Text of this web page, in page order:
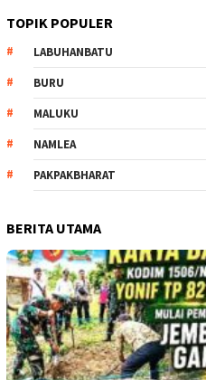
TOPIK POPULER
LABUHANBATU
BURU
MALUKU
NAMLEA
PAKPAKBHARAT
BERITA UTAMA